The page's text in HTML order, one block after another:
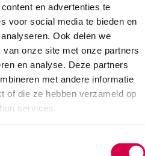
en advertenties te
voor social media te bieden en
Ook delen we
onze site met onze partners
en analyse. Deze partners
met andere informatie
of die ze hebben verzameld op
services.